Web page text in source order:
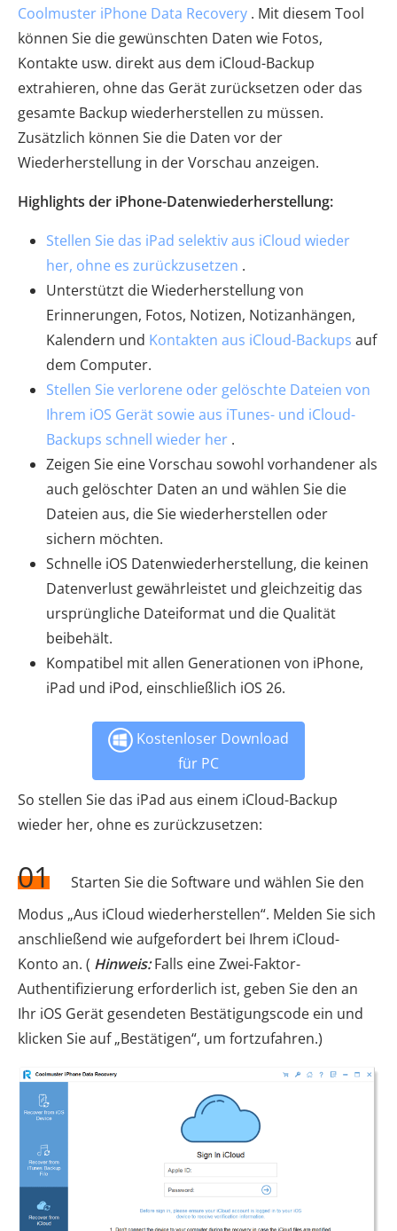
Coolmuster iPhone Data Recovery . Mit diesem Tool
können Sie die gewünschten Daten wie Fotos,
Kontakte usw. direkt aus dem iCloud-Backup
extrahieren, ohne das Gerät zurücksetzen oder das
gesamte Backup wiederherstellen zu müssen.
Zusätzlich können Sie die Daten vor der
Wiederherstellung in der Vorschau anzeigen.
Highlights der iPhone-Datenwiederherstellung:
Stellen Sie das iPad selektiv aus iCloud wieder
her, ohne es zurückzusetzen .
Unterstützt die Wiederherstellung von
Erinnerungen, Fotos, Notizen, Notizanhängen,
Kalendern und Kontakten aus iCloud-Backups auf
dem Computer.
Stellen Sie verlorene oder gelöschte Dateien von
Ihrem iOS Gerät sowie aus iTunes- und iCloud-
Backups schnell wieder her .
Zeigen Sie eine Vorschau sowohl vorhandener als
auch gelöschter Daten an und wählen Sie die
Dateien aus, die Sie wiederherstellen oder
sichern möchten.
Schnelle iOS Datenwiederherstellung, die keinen
Datenverlust gewährleistet und gleichzeitig das
ursprüngliche Dateiformat und die Qualität
beibehält.
Kompatibel mit allen Generationen von iPhone,
iPad und iPod, einschließlich iOS 26.
Kostenloser Download
für PC
So stellen Sie das iPad aus einem iCloud-Backup
wieder her, ohne es zurückzusetzen:
01
Starten Sie die Software und wählen Sie den
Modus „Aus iCloud wiederherstellen“. Melden Sie sich
anschließend wie aufgefordert bei Ihrem iCloud-
Konto an. ( Hinweis:Falls eine Zwei-Faktor-
Authentifizierung erforderlich ist, geben Sie den an
Ihr iOS Gerät gesendeten Bestätigungscode ein und
klicken Sie auf „Bestätigen“, um fortzufahren.)